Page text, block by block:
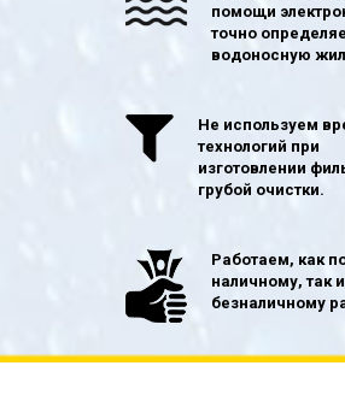
помощи
точно
водоносную
Не используем
технологий при
изготовлении
грубой очистки.
Работаем, как
наличному, так
безналичному